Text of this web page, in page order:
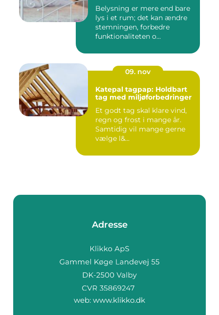
Belysning er mere end bare
lys i et rum; det kan ændre
stemningen, forbedre
funktionaliteten o...
09. nov
Katepal tagpap: Holdbart
tag med miljøforbedringer
Et godt tag skal klare vind,
regn og frost i mange år.
Samtidig vil mange gerne
vælge l&...
Adresse
web: www.klikko.dk